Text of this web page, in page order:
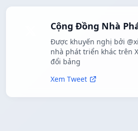
Cộng Đồng Nhà
Được khuyến nghị bởi
nhà phát triển khác trên
đổi bảng
Xem Tweet